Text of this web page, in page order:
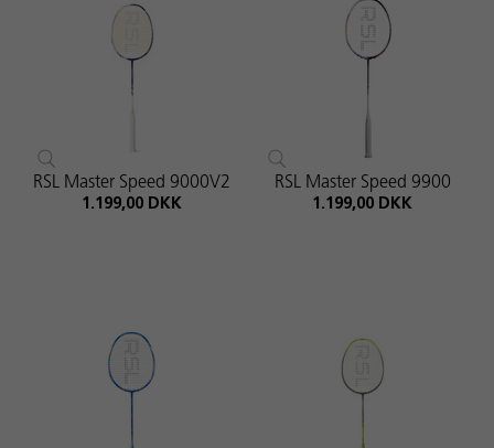
RSL Master Speed 9000V2
1.199,00 DKK
RSL Master Speed 9900
1.199,00 DKK